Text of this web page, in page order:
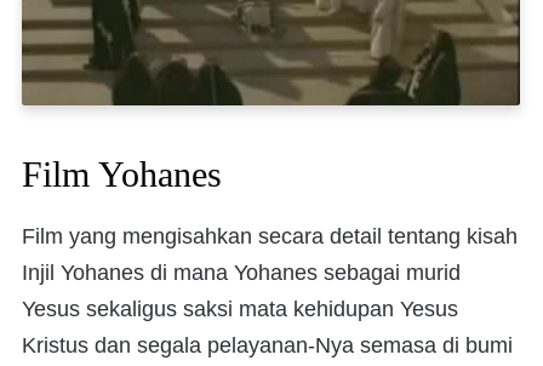
Film Yohanes
Film yang mengisahkan secara detail tentang kisah
Injil Yohanes di mana Yohanes sebagai murid
Yesus sekaligus saksi mata kehidupan Yesus
Kristus dan segala pelayanan-Nya semasa di bumi